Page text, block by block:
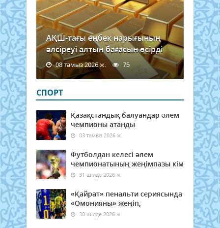
АҚШ-тағы еңбек нарығының
әлсіреуі алтын бағасын өсірді
08 тамыз 2026 ж. 75
СПОРТ
Қазақстандық балуандар әлем
чемпионы атанды
03 тамыз 2026 ж.
Футболдан келесі әлем
чемпионатының жеңімпазы кім
31 шілде 2026 ж.
«Қайрат» пенальти сериясында
«Омонияны» жеңіп,
30 шілде 2026 ж.